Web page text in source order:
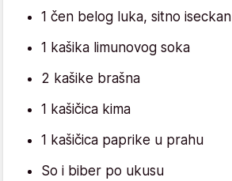
1 čen belog luka, sitno iseckan
1 kašika limunovog soka
2 kašike brašna
1 kašičica kima
1 kašičica paprike u prahu
So i biber po ukusu